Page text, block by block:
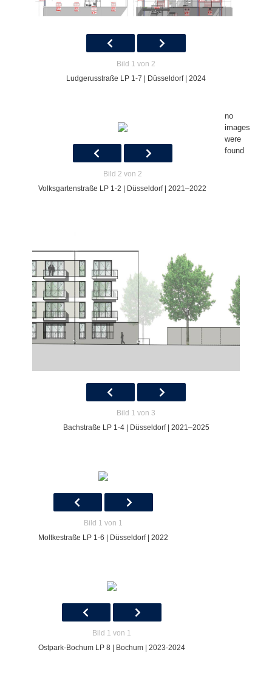
Bild 1 von 2
Ludgerusstraße LP 1-7 | Düsseldorf | 2024
Bild 2 von 2
Volksgartenstraße LP 1-2 | Düsseldorf | 2021–2022
Bild 1 von 3
Bachstraße LP 1-4 | Düsseldorf | 2021–2025
Bild 1 von 1
Moltkestraße LP 1-6 | Düsseldorf | 2022
Bild 1 von 1
Ostpark-Bochum LP 8 | Bochum | 2023-2024
no
images
were
found